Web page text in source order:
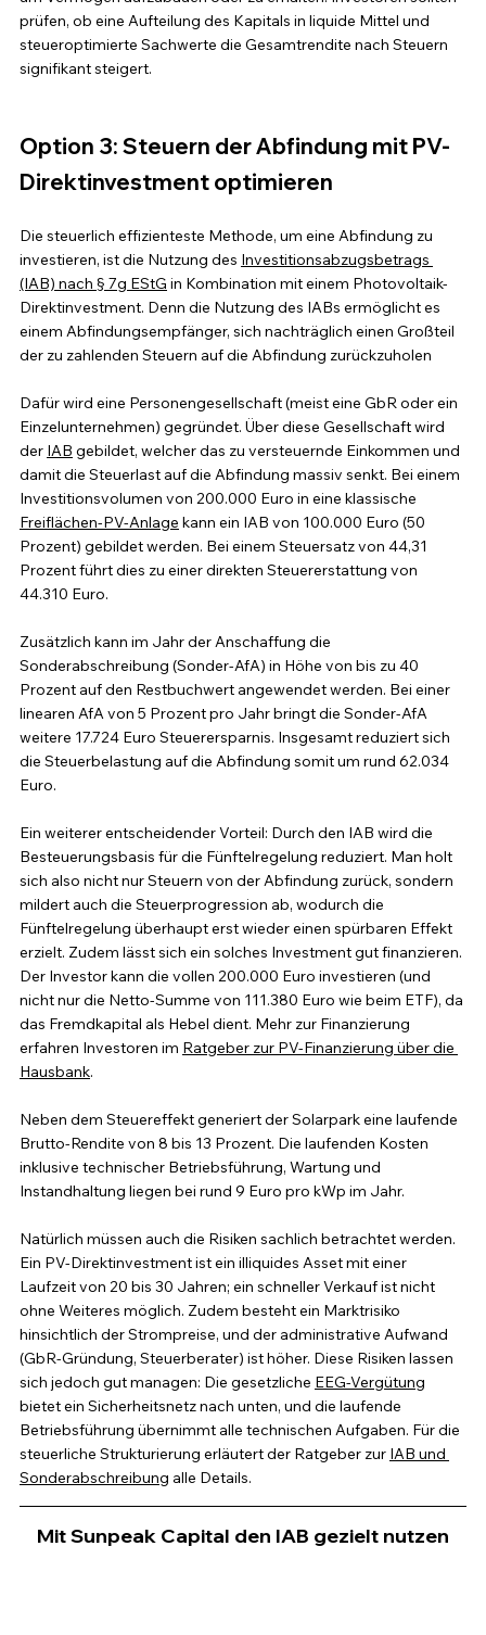
prüfen, ob eine Aufteilung des Kapitals in liquide Mittel und
steueroptimierte Sachwerte die Gesamtrendite nach Steuern
signifikant steigert.
Option 3: Steuern der Abfindung mit PV-
Direktinvestment optimieren
Die steuerlich effizienteste Methode, um eine Abfindung zu
investieren, ist die Nutzung des Investitionsabzugsbetrags
(IAB) nach § 7g EStG in Kombination mit einem Photovoltaik-
Direktinvestment. Denn die Nutzung des IABs ermöglicht es
einem Abfindungsempfänger, sich nachträglich einen Großteil
der zu zahlenden Steuern auf die Abfindung zurückzuholen
Dafür wird eine Personengesellschaft (meist eine GbR oder ein
Einzelunternehmen) gegründet. Über diese Gesellschaft wird
der IAB gebildet, welcher das zu versteuernde Einkommen und
damit die Steuerlast auf die Abfindung massiv senkt. Bei einem
Investitionsvolumen von 200.000 Euro in eine klassische
Freiflächen-PV-Anlage kann ein IAB von 100.000 Euro (50
Prozent) gebildet werden. Bei einem Steuersatz von 44,31
Prozent führt dies zu einer direkten Steuererstattung von
44.310 Euro.
Zusätzlich kann im Jahr der Anschaffung die
Sonderabschreibung (Sonder-AfA) in Höhe von bis zu 40
Prozent auf den Restbuchwert angewendet werden. Bei einer
linearen AfA von 5 Prozent pro Jahr bringt die Sonder-AfA
weitere 17.724 Euro Steuerersparnis. Insgesamt reduziert sich
die Steuerbelastung auf die Abfindung somit um rund 62.034
Euro.
Ein weiterer entscheidender Vorteil: Durch den IAB wird die
Besteuerungsbasis für die Fünftelregelung reduziert. Man holt
sich also nicht nur Steuern von der Abfindung zurück, sondern
mildert auch die Steuerprogression ab, wodurch die
Fünftelregelung überhaupt erst wieder einen spürbaren Effekt
erzielt. Zudem lässt sich ein solches Investment gut finanzieren.
Der Investor kann die vollen 200.000 Euro investieren (und
nicht nur die Netto-Summe von 111.380 Euro wie beim ETF), da
das Fremdkapital als Hebel dient. Mehr zur Finanzierung
erfahren Investoren im Ratgeber zur PV-Finanzierung über die
Hausbank.
Neben dem Steuereffekt generiert der Solarpark eine laufende
Brutto-Rendite von 8 bis 13 Prozent. Die laufenden Kosten
inklusive technischer Betriebsführung, Wartung und
Instandhaltung liegen bei rund 9 Euro pro kWp im Jahr.
Natürlich müssen auch die Risiken sachlich betrachtet werden.
Ein PV-Direktinvestment ist ein illiquides Asset mit einer
Laufzeit von 20 bis 30 Jahren; ein schneller Verkauf ist nicht
ohne Weiteres möglich. Zudem besteht ein Marktrisiko
hinsichtlich der Strompreise, und der administrative Aufwand
(GbR-Gründung, Steuerberater) ist höher. Diese Risiken lassen
sich jedoch gut managen: Die gesetzliche EEG-Vergütung
bietet ein Sicherheitsnetz nach unten, und die laufende
Betriebsführung übernimmt alle technischen Aufgaben. Für die
steuerliche Strukturierung erläutert der Ratgeber zur IAB und
Sonderabschreibung alle Details.
Mit Sunpeak Capital den IAB gezielt nutzen